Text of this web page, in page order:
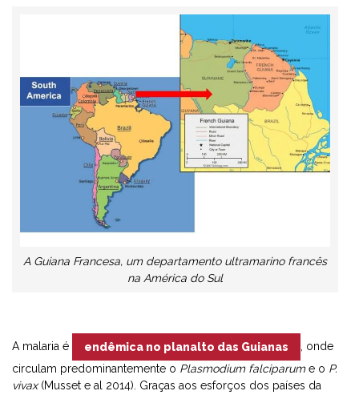
A Guiana Francesa, um departamento ultramarino francês
na América do Sul
A malaria é endêmica no planalto das Guianas
, onde
circulam predominantemente o Plasmodium falciparume o P.
vivax(Musset e al 2014). Graças aos esforços dos países da